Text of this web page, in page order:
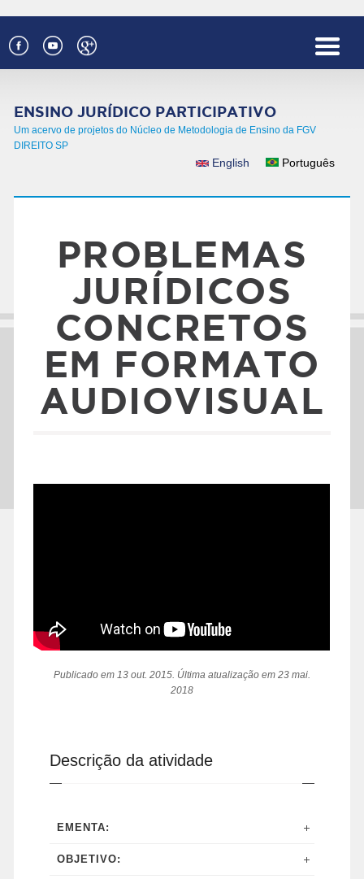
ENSINO JURÍDICO PARTICIPATIVO
Um acervo de projetos do Núcleo de Metodologia de Ensino da FGV
DIREITO SP
IDIOMAS
English Português
PROBLEMAS
JURÍDICOS
CONCRETOS
EM FORMATO
AUDIOVISUAL
Publicado em 13 out. 2015. Última atualização em 23 mai.
2018
Descrição da atividade
EMENTA:
OBJETIVO: